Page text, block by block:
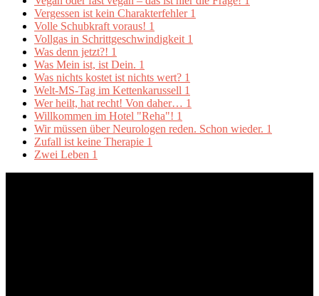
Vergessen ist kein Charakterfehler 1
Volle Schubkraft voraus! 1
Vollgas in Schrittgeschwindigkeit 1
Was denn jetzt?! 1
Was Mein ist, ist Dein. 1
Was nichts kostet ist nichts wert? 1
Welt-MS-Tag im Kettenkarussell 1
Wer heilt, hat recht! Von daher… 1
Willkommen im Hotel "Reha"! 1
Wir müssen über Neurologen reden. Schon wieder. 1
Zufall ist keine Therapie 1
Zwei Leben 1